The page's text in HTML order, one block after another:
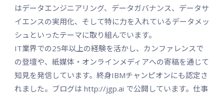
はデータエンジニアリング、データガバナンス、データサ
イエンスの実用化、そして特に力を入れているデータメッ
シュといったテーマに取り組んでいます。
IT業界での25年以上の経験を活かし、カンファレンスで
の登壇や、紙媒体・オンラインメディアへの寄稿を通じて
知見を発信しています。終身IBMチャンピオンにも認定さ
れました。ブログは http://jgp.ai で公開しています。仕事